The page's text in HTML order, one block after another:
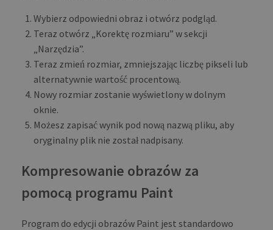
Wybierz odpowiedni obraz i otwórz podgląd.
Teraz otwórz „Korektę rozmiaru” w sekcji
„Narzędzia”.
Teraz zmień rozmiar, zmniejszając liczbę pikseli lub
alternatywnie wartość procentową.
Nowy rozmiar zostanie wyświetlony w dolnym
oknie.
Możesz zapisać wynik pod nową nazwą pliku, aby
oryginalny plik nie został nadpisany.
Kompresowanie obrazów za
pomocą programu Paint
Program do edycji obrazów Paint jest standardowo